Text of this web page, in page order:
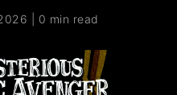
0 min read